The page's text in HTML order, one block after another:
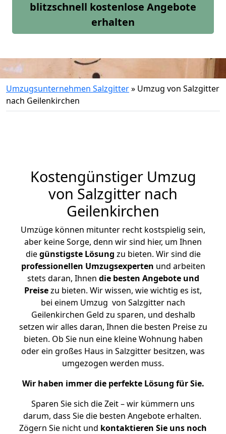
blitzschnell kostenlose Angebote
erhalten
Umzugsunternehmen Salzgitter» Umzug von Salzgitter
nach Geilenkirchen
Kostengünstiger Umzug
von Salzgitter nach
Geilenkirchen
Umzüge können mitunter recht kostspielig sein,
aber keine Sorge, denn wir sind hier, um Ihnen
diegünstigste Lösung zu bieten. Wir sind die
professionellen Umzugsexperten und arbeiten
stets daran, Ihnen die besten Angebote und
Preisezu bieten. Wir wissen, wie wichtig es ist,
bei einem Umzug von Salzgitter nach
Geilenkirchen Geld zu sparen, und deshalb
setzen wir alles daran, Ihnen die besten Preise zu
bieten. Ob Sie nun eine kleine Wohnung haben
oder ein großes Haus in Salzgitter besitzen, was
umgezogen werden muss.
Wir haben immer die perfekte Lösung für Sie.
Sparen Sie sich die Zeit – wir kümmern uns
darum, dass Sie die besten Angebote erhalten.
Zögern Sie nicht und kontaktieren Sie uns noch